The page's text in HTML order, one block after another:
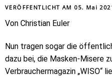
VERÖFFENTLICHT AM05. Mai
Von Christian Euler
Nun tragen sogar die
dazu bei, die Masken-Misere
Verbrauchermagazin „WISO“